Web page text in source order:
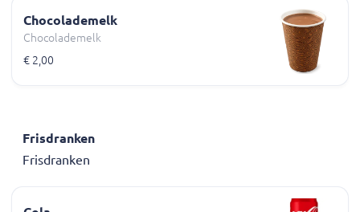
Chocolademelk
Chocolademelk
€ 2,00
Frisdranken
Frisdranken